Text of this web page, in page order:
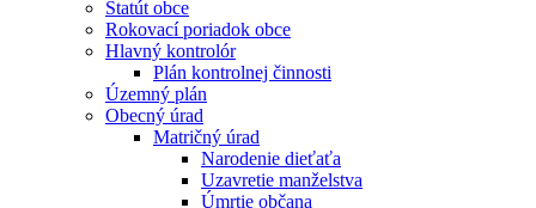
Štatút obce
Rokovací poriadok obce
Hlavný kontrolór
Plán kontrolnej činnosti
Územný plán
Obecný úrad
Matričný úrad
Narodenie dieťaťa
Uzavretie manželstva
Úmrtie občana